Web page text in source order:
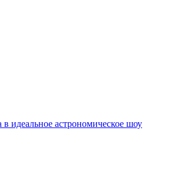
идеальное астрономическое шоу